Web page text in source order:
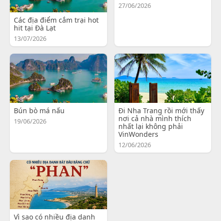
Các địa điểm cắm trại hot
hit tại Đà Lạt
13/07/2026
27/06/2026
Bún bò má nấu
19/06/2026
Đi Nha Trang rồi mới thấy
nơi cả nhà mình thích
nhất lại không phải
VinWonders
12/06/2026
Vì sao có nhiều địa danh